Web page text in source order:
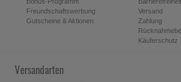
Gewichtsverlust,
aufgetretenen oder
ärztlicher Rat eingeholt
Zuckern sollte die
Freundschaftswerbung
Gutscheine & Aktionen
Versand
Zahlung
Käuferschutz
Versandarten